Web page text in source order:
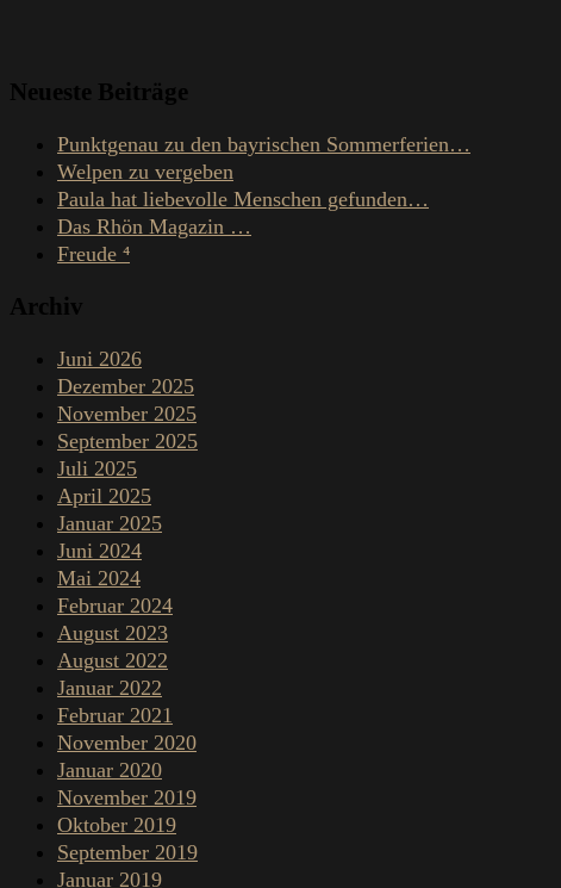
Neueste Beiträge
Punktgenau zu den bayrischen Sommerferien…
Welpen zu vergeben
Paula hat liebevolle Menschen gefunden…
Das Rhön Magazin …
Freude ⁴
Archiv
Juni 2026
Dezember 2025
November 2025
September 2025
Juli 2025
April 2025
Januar 2025
Juni 2024
Mai 2024
Februar 2024
August 2023
August 2022
Januar 2022
Februar 2021
November 2020
Januar 2020
November 2019
Oktober 2019
September 2019
Januar 2019